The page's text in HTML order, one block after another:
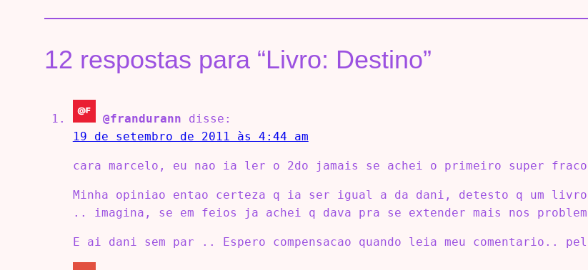
12 respostas para “Livro: Destino”
@frandurann
disse:
19 de setembro de 2011 às 4:44 am
cara marcelo, eu nao ia ler o 2do jamais se achei o primeiro super
Minha opiniao entao certeza q ia ser igual a da dani, detesto q um livro
.. imagina, se em feios ja achei q dava pra se extender mais nos
E ai dani sem par .. Espero compensacao quando leia meu comentario..